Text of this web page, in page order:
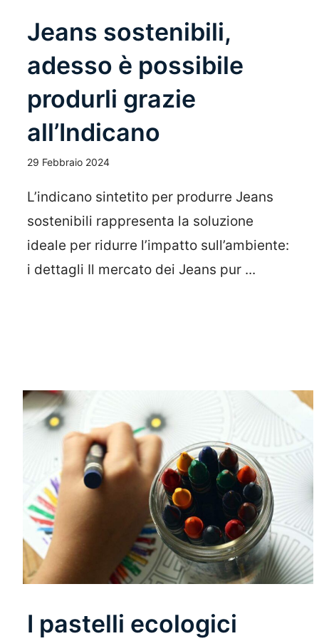
Jeans sostenibili,
adesso è possibile
produrli grazie
all’Indicano
29 Febbraio 2024
L’indicano sintetito per produrre Jeans
sostenibili rappresenta la soluzione
ideale per ridurre l’impatto sull’ambiente:
i dettagli Il mercato dei Jeans pur ...
I pastelli ecologici